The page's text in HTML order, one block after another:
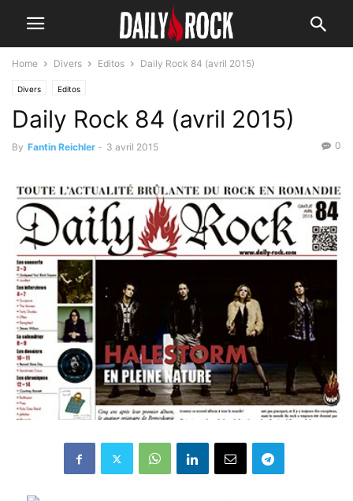
Home Divers Editos Daily Rock 84 (avril 2015)
Divers Editos
Daily Rock 84 (avril 2015)
By Fantin Reichler - 3 avril 2015 0